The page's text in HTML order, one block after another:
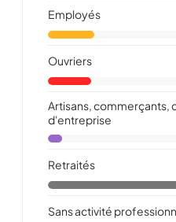
Employés
Ouvriers
Artisans, commerçants,
d'entreprise
Retraités
Sans activité